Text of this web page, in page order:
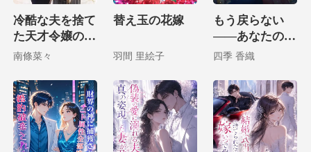
冷酷な夫を捨て
た天才令嬢の華
麗なる復讐
南條菜々
替え玉の花嫁
羽間 里絵子
もう戻らない
――あなたの妻
には
四季 香織